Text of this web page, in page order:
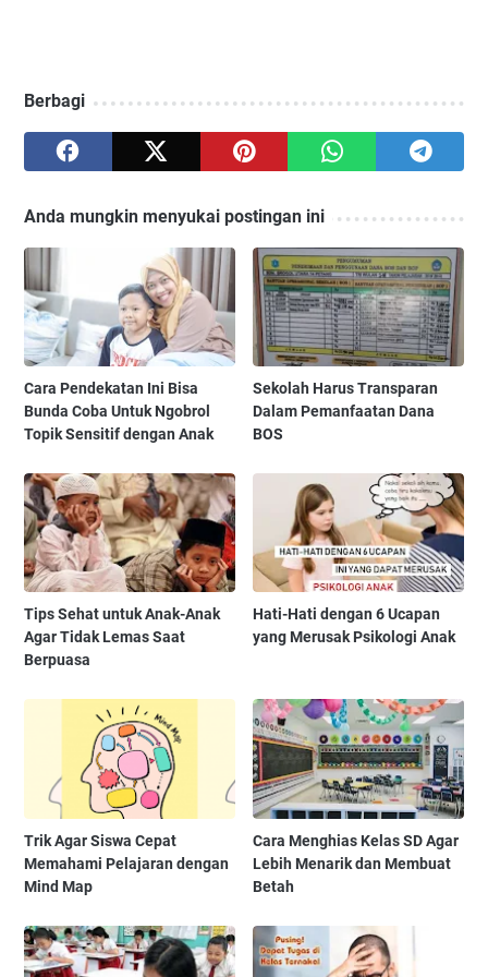
Berbagi
Anda mungkin menyukai postingan ini
Cara Pendekatan Ini Bisa
Bunda Coba Untuk Ngobrol
Topik Sensitif dengan Anak
Sekolah Harus Transparan
Dalam Pemanfaatan Dana
BOS
Tips Sehat untuk Anak-Anak
Agar Tidak Lemas Saat
Berpuasa
Hati-Hati dengan 6 Ucapan
yang Merusak Psikologi Anak
Trik Agar Siswa Cepat
Memahami Pelajaran dengan
Mind Map
Cara Menghias Kelas SD Agar
Lebih Menarik dan Membuat
Betah